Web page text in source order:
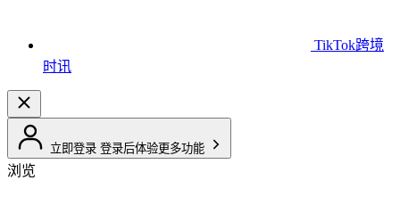
TikTok跨境
时讯
立即登录 登录后体验更多功能
浏览